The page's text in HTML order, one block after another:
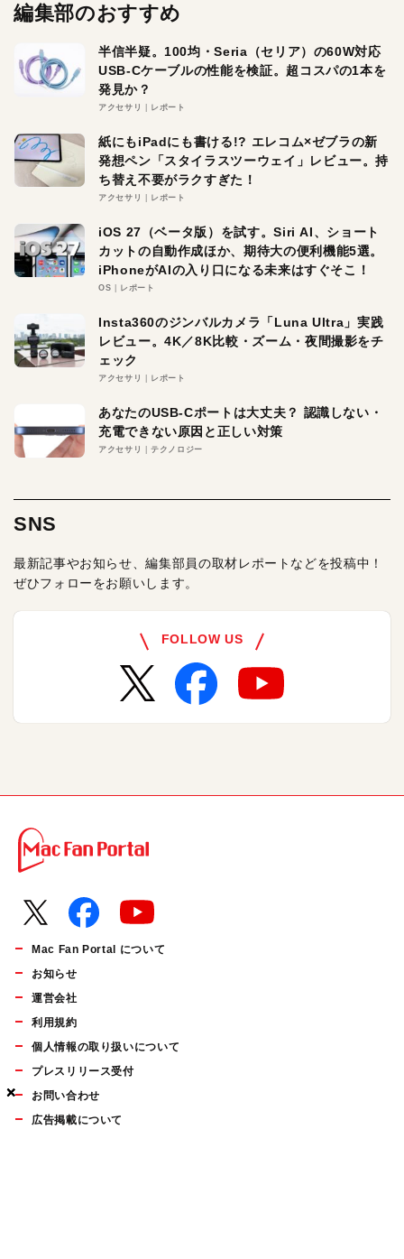
×
×
×
編集部のおすすめ
半信半疑。100均・Seria（セリア）の60W対応
USB-Cケーブルの性能を検証。超コスパの1本を
発見か？
アクセサリ レポート
紙にもiPadにも書ける!? エレコム×ゼブラの新
発想ペン「スタイラスツーウェイ」レビュー。持
ち替え不要がラクすぎた！
アクセサリ レポート
iOS 27（ベータ版）を試す。Siri AI、ショート
カットの自動作成ほか、期待大の便利機能5選。
iPhoneがAIの入り口になる未来はすぐそこ！
OS レポート
Insta360のジンバルカメラ「Luna Ultra」実践
レビュー。4K／8K比較・ズーム・夜間撮影をチ
ェック
アクセサリ レポート
あなたのUSB-Cポートは大丈夫？ 認識しない・
充電できない原因と正しい対策
アクセサリ テクノロジー
SNS
最新記事やお知らせ、編集部員の取材レポートなどを投稿中！
ぜひフォローをお願いします。
FOLLOW US
Mac Fan Portal について
お知らせ
運営会社
利用規約
個人情報の取り扱いについて
プレスリリース受付
お問い合わせ
広告掲載について